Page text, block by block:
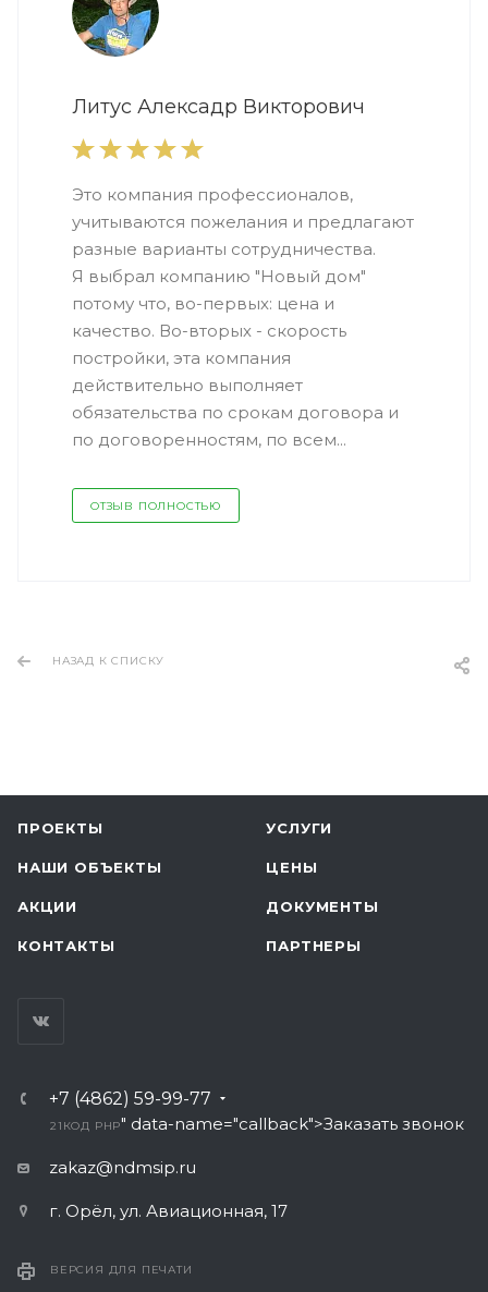
Литус Алексадр Викторович
Это компания профессионалов,
учитываются пожелания и предлагают
разные варианты сотрудничества.
Я выбрал компанию "Новый дом"
потому что, во-первых: цена и
качество. Во-вторых - скорость
постройки, эта компания
действительно выполняет
обязательства по срокам договора и
по договоренностям, по всем...
ОТЗЫВ ПОЛНОСТЬЮ
НАЗАД К СПИСКУ
ПРОЕКТЫ УСЛУГИ
НАШИ ОБЪЕКТЫ ЦЕНЫ
АКЦИИ ДОКУМЕНТЫ
КОНТАКТЫ ПАРТНЕРЫ
+7 (4862) 59-99-77
21 КОД PHP" data-name="callback">Заказать звонок
zakaz@ndmsip.ru
г. Орёл, ул. Авиационная, 17
ВЕРСИЯ ДЛЯ ПЕЧАТИ